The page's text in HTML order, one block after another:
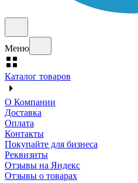
Меню
Каталог товаров
О Компании
Доставка
Оплата
Контакты
Покупайте для бизнеса
Реквизиты
Отзывы на Яндекс
Отзывы о товарах